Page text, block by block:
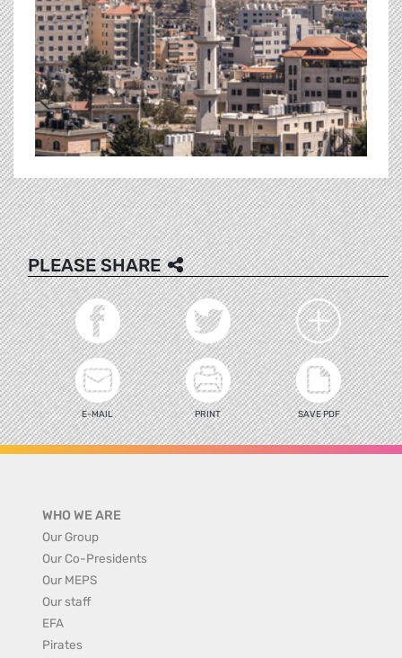
PLEASE SHARE
E-MAIL PRINT SAVE PDF
WHO WE ARE
Our Group
Our Co-Presidents
Our MEPS
Our staff
EFA
Pirates